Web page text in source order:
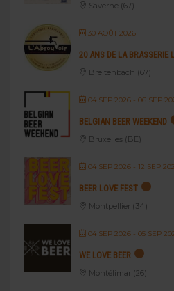
Saverne (67)
30 AOÛT 2026
20 ANS DE LA BRASSERIE
Breitenbach (67)
04 SEP 2026- 06 SEP
BELGIAN BEER WEEKEND
Bruxelles (BE)
04 SEP 2026- 12 SEP
BEER LOVE FEST
Montpellier (34)
04 SEP 2026- 05 SEP
WE LOVE BEER
Montélimar (26)